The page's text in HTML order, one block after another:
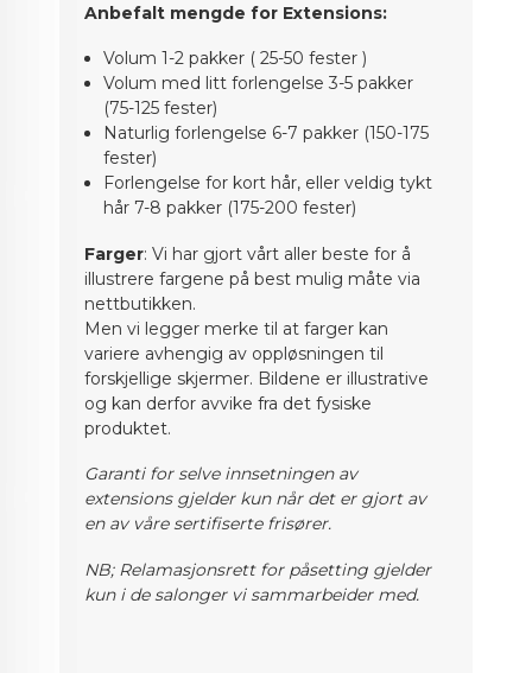
Anbefalt mengde for Extensions:
Volum 1-2 pakker ( 25-50 fester )
Volum med litt forlengelse 3-5 pakker
(75-125 fester)
Naturlig forlengelse 6-7 pakker (150-175
fester)
Forlengelse for kort hår, eller veldig tykt
hår 7-8 pakker (175-200 fester)
Farger: Vi har gjort vårt aller beste for å
illustrere fargene på best mulig måte via
nettbutikken.
Men vi legger merke til at farger kan
variere avhengig av oppløsningen til
forskjellige skjermer. Bildene er illustrative
og kan derfor avvike fra det fysiske
produktet.
Garanti for selve innsetningen av
extensions gjelder kun når det er gjort av
en av våre sertifiserte frisører.
NB; Relamasjonsrett for påsetting gjelder
kun i de salonger vi sammarbeider med.